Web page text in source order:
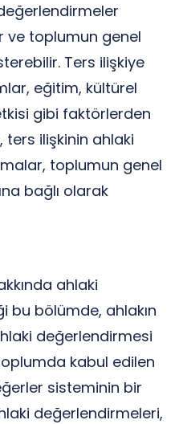
ve toplumun genel
Ters ilişkiye
eğitim, kültürel
gibi faktörlerden
ters ilişkinin ahlaki
toplumun genel
bağlı olarak
ahlaki
bu bölümde, ahlakın
değerlendirmesi
kabul edilen
sisteminin bir
değerlendirmeleri,